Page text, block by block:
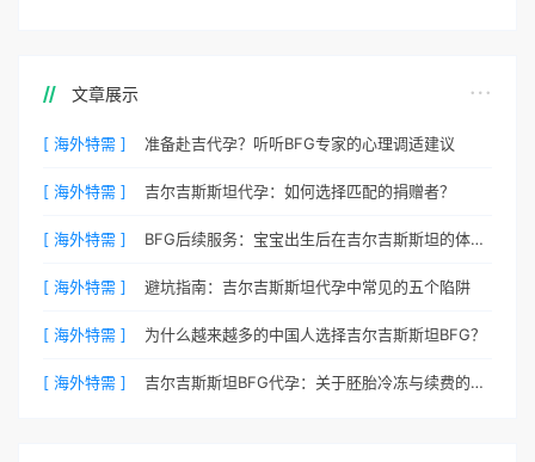
文章展示
[ 海外特需 ] 准备赴吉代孕？听听BFG专家的心理调适建议
[ 海外特需 ] 吉尔吉斯斯坦代孕：如何选择匹配的捐赠者？
[ 海外特需 ] BFG后续服务：宝宝出生后在吉尔吉斯斯坦的体检与回国
[ 海外特需 ] 避坑指南：吉尔吉斯斯坦代孕中常见的五个陷阱
[ 海外特需 ] 为什么越来越多的中国人选择吉尔吉斯斯坦BFG？
[ 海外特需 ] 吉尔吉斯斯坦BFG代孕：关于胚胎冷冻与续费的说明